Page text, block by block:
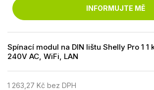
INFORMUJTE MĚ
Spínací modul na DIN lištu Shelly Pro 1 1
240V AC, WiFi, LAN
1 263,27 Kč bez DPH